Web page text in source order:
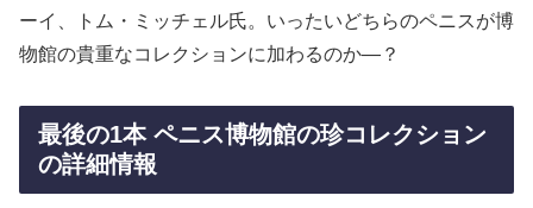
ーイ、トム・ミッチェル氏。いったいどちらのペニスが博
物館の貴重なコレクションに加わるのか―？
最後の1本 ペニス博物館の珍コレクション
の詳細情報